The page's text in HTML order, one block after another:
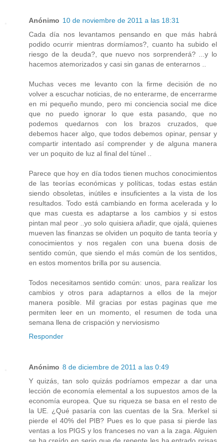
Anónimo 10 de noviembre de 2011 a las 18:31
Cada día nos levantamos pensando en que más habrá
podido ocurrir mientras dormíamos?, cuanto ha subido el
riesgo de la deuda?, que nuevo nos sorprenderá? ...y lo
hacemos atemorizados y casi sin ganas de enterarnos ..
Muchas veces me levanto con la firme decisión de no
volver a escuchar noticias, de no enterarme, de encerrarme
en mi pequeño mundo, pero mi conciencia social me dice
que no puedo ignorar lo que esta pasando, que no
podemos quedarnos con los brazos cruzados, que
debemos hacer algo, que todos debemos opinar, pensar y
compartir intentado así comprender y de alguna manera
ver un poquito de luz al final del túnel ..
Parece que hoy en día todos tienen muchos conocimientos
de las teorías económicas y políticas, todas estas están
siendo obsoletas, inútiles e insuficientes a la vista de los
resultados. Todo está cambiando en forma acelerada y lo
que mas cuesta es adaptarse a los cambios y si estos
pintan mal peor ..yo solo quisiera añadir, que ojalá, quienes
mueven las finanzas se olviden un poquito de tanta teoría y
conocimientos y nos regalen con una buena dosis de
sentido común, que siendo el más común de los sentidos,
en estos momentos brilla por su ausencia.
Todos necesitamos sentido común: unos, para realizar los
cambios y otros para adaptarnos a ellos de la mejor
manera posible. Mil gracias por estas paginas que me
permiten leer en un momento, el resumen de toda una
semana llena de crispación y nerviosismo
Responder
Anónimo 8 de diciembre de 2011 a las 0:49
Y quizás, tan solo quizás podríamos empezar a dar una
lección de economía elemental a los supuestos amos de la
economía europea. Que su riqueza se basa en el resto de
la UE. ¿Qué pasaría con las cuentas de la Sra. Merkel si
pierde el 40% del PIB? Pues es lo que pasa si pierde las
ventas a los PIGS y los franceses no van a la zaga. Alguien